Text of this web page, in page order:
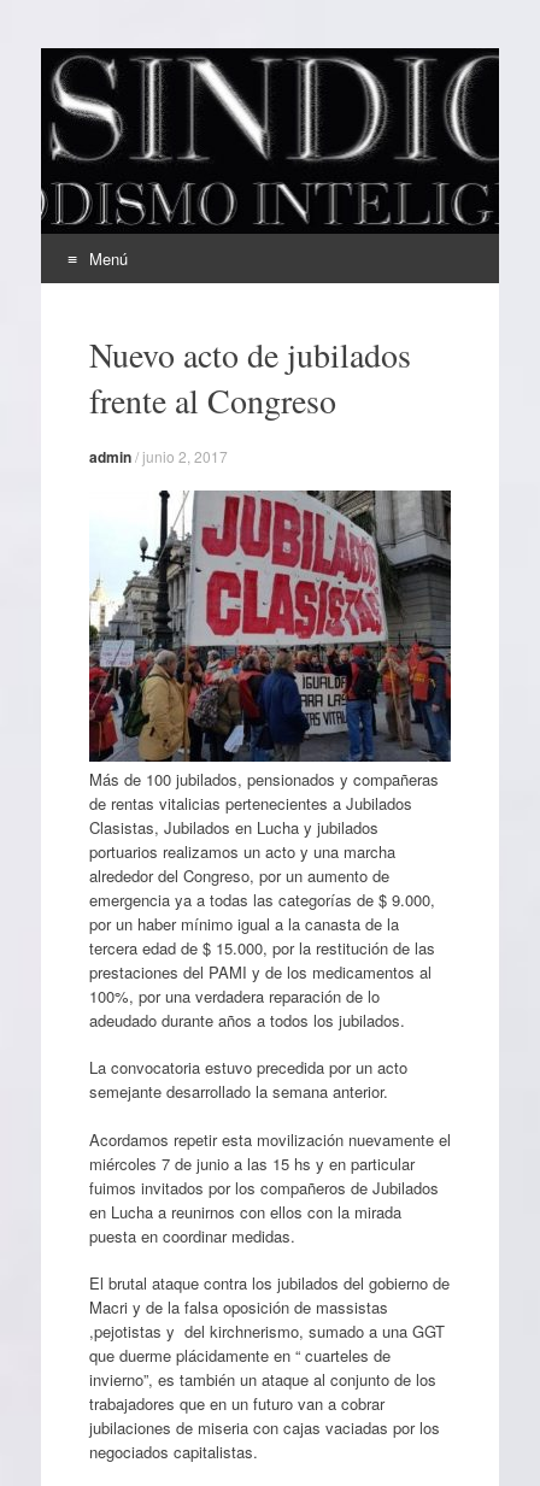
EL SINDICAL
Periodismo Inteligente
Menú
contenidoNuevo acto de jubilados
frente al Congreso
admin/junio 2, 2017
Más de 100 jubilados, pensionados y compañeras
de rentas vitalicias pertenecientes a Jubilados
Clasistas, Jubilados en Lucha y jubilados
portuarios realizamos un acto y una marcha
alrededor del Congreso, por un aumento de
emergencia ya a todas las categorías de $ 9.000,
por un haber mínimo igual a la canasta de la
tercera edad de $ 15.000, por la restitución de las
prestaciones del PAMI y de los medicamentos al
100%, por una verdadera reparación de lo
adeudado durante años a todos los jubilados.
La convocatoria estuvo precedida por un acto
semejante desarrollado la semana anterior.
Acordamos repetir esta movilización nuevamente el
miércoles 7 de junio a las 15 hs y en particular
fuimos invitados por los compañeros de Jubilados
en Lucha a reunirnos con ellos con la mirada
puesta en coordinar medidas.
El brutal ataque contra los jubilados del gobierno de
Macri y de la falsa oposición de massistas
,pejotistas y del kirchnerismo, sumado a una GGT
que duerme plácidamente en “ cuarteles de
invierno”, es también un ataque al conjunto de los
trabajadores que en un futuro van a cobrar
jubilaciones de miseria con cajas vaciadas por los
negociados capitalistas.